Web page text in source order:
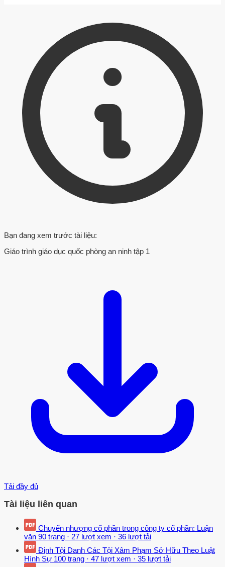
Bạn đang xem trước tài liệu:
Giáo trình giáo dục quốc phòng an ninh tập 1
Tải đầy đủ
Tài liệu liên quan
Chuyển nhượng cổ phần trong công ty cổ phần: Luận
văn 90 trang · 27 lượt xem · 36 lượt tải
Định Tội Danh Các Tội Xâm Phạm Sở Hữu Theo Luật
Hình Sự 100 trang · 47 lượt xem · 35 lượt tải